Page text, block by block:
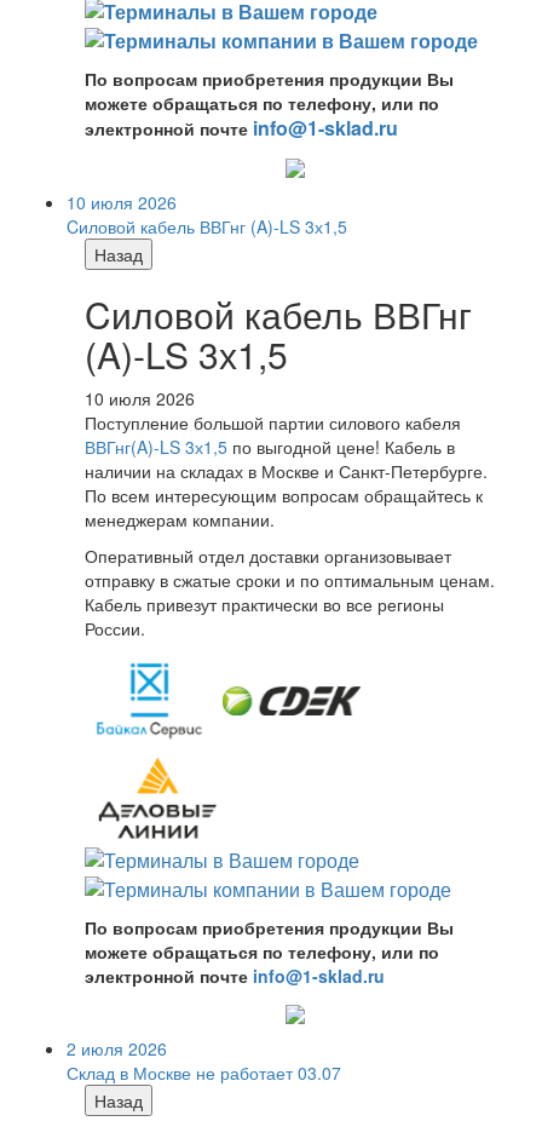
По вопросам приобретения продукции Вы
можете обращаться по телефону, или по
электронной почте info@1-sklad.ru
10 июля 2026
Cиловой кабель ВВГнг (A)-LS 3х1,5
Назад
Cиловой кабель ВВГнг
(A)-LS 3х1,5
10 июля 2026
Поступление большой партии силового кабеля
ВВГнг(A)-LS 3х1,5 по выгодной цене! Кабель в
наличии на складах в Москве и Санкт-Петербурге.
По всем интересующим вопросам обращайтесь к
менеджерам компании.
Оперативный отдел доставки организовывает
отправку в сжатые сроки и по оптимальным ценам.
Кабель привезут практически во все регионы
России.
По вопросам приобретения продукции Вы
можете обращаться по телефону, или по
электронной почте info@1-sklad.ru
2 июля 2026
Склад в Москве не работает 03.07
Назад